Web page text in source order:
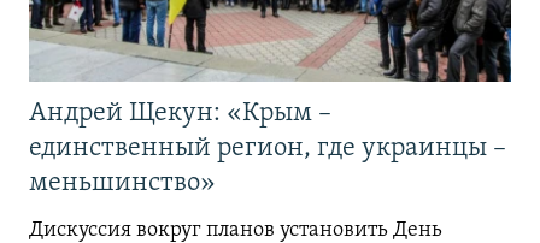
Андрей Щекун: «Крым –
единственный регион, где украинцы –
меньшинство»
Дискуссия вокруг планов установить День